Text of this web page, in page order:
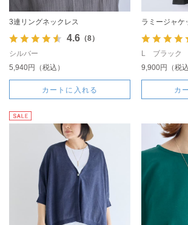
3連リングネックレス
4.6（8）
シルバー
5,940円（税込）
カートに入れる
ラミージャケ
L ブラック
9,900円（税込
カ